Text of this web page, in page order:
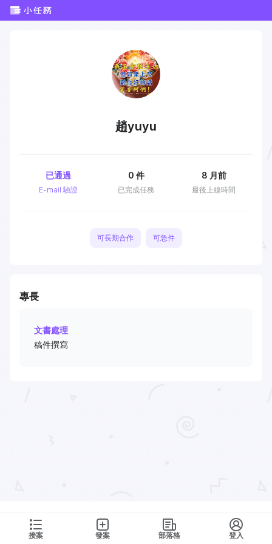
接案 發案 部落格 登入
趙yuyu
E-mail 驗證
已通過
已完成任務
0 件
最後上線時間
8 月前
可長期合作 可急件
專長
文書處理
稿件撰寫